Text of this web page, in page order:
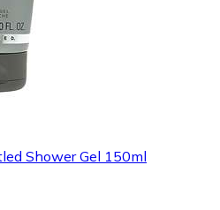
Shower Gel 150ml